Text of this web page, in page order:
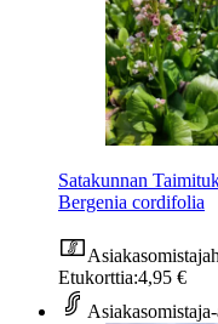
Satakunnan
Bergenia cordifolia
Etukorttia:4,95 €